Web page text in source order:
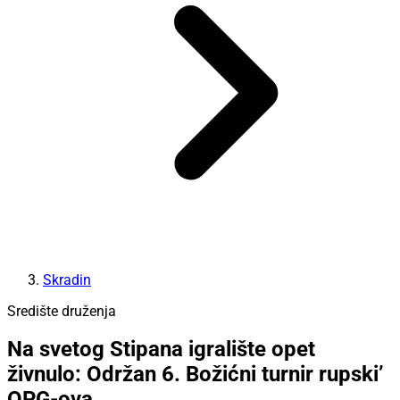
Skradin
Središte druženja
Na svetog Stipana igralište opet
živnulo: Održan 6. Božićni turnir rupski’